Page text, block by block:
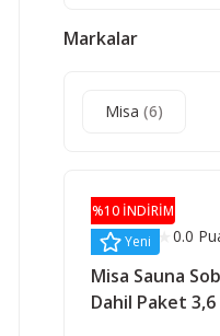
Markalar
Misa (6)
%10 İNDİRİM
Yeni
0.0
Misa Sauna
Dahil Paket